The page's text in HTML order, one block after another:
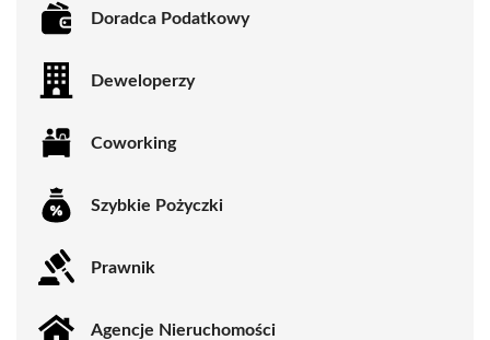
Doradca Podatkowy
Deweloperzy
Coworking
Szybkie Pożyczki
Prawnik
Agencje Nieruchomości